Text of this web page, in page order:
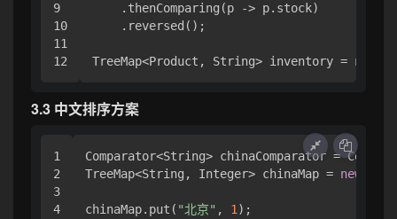
9
10
11
.thenComparing(p ->
TreeMap<Product, String> inventory = new
3.3 中文排序方案
1
2
3
4
Comparator<String> chinaComparator =
TreeMap<String, Integer> chinaMap = new
chinaMap.put( "北京" , 1);